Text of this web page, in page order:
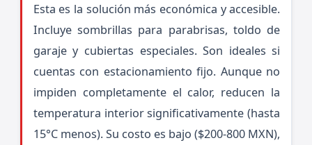
Esta es la solución más económica y accesible.
Incluye sombrillas para parabrisas, toldo de
garaje y cubiertas especiales. Son ideales si
cuentas con estacionamiento fijo. Aunque no
impiden completamente el calor, reducen la
temperatura interior significativamente (hasta
15°C menos). Su costo es bajo ($200-800 MXN),